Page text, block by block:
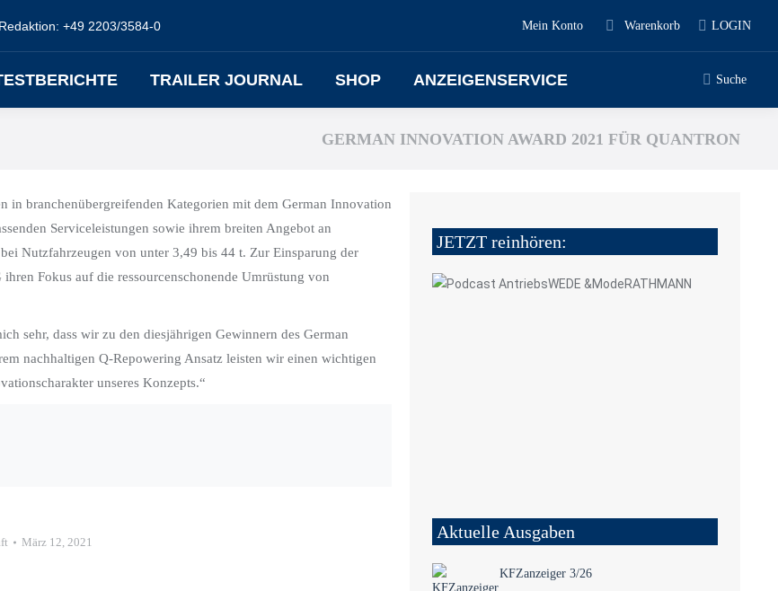
Redaktion: +49 2203/3584-0 Mein Konto Warenkorb LOGIN
TRAILER JOURNAL SHOP ANZEIGENSERVICE Suche
GERMAN INNOVATION AWARD 2021 FÜR QUANTRON
in branchenübergreifenden Kategorien mit dem German Innovation
Serviceleistungen sowie ihrem breiten Angebot an
Nutzfahrzeugen von unter 3,49 bis 44 t. Zur Einsparung der
Fokus auf die ressourcenschonende Umrüstung von
sehr, dass wir zu den diesjährigen Gewinnern des German
nachhaltigen Q-Repowering Ansatz leisten wir einen wichtigen
unseres Konzepts.“
März 12, 2021
JETZT reinhören:
Aktuelle Ausgaben
KFZanzeiger 3/26